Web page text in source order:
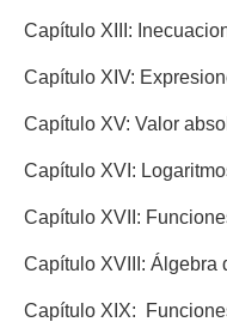
Capítulo XIII:
Capítulo XIV:
Capítulo XV: Valor
Capítulo XVI:
Capítulo XVII:
Capítulo XVIII: Álgebra
Capítulo XIX: